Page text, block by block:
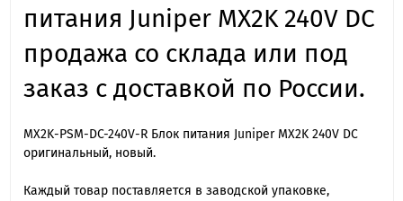
питания Juniper MX2K 240V DC
продажа со склада или под
заказ с доставкой по России.
MX2K-PSM-DC-240V-R Блок питания Juniper MX2K 240V DC
оригинальный, новый.
Каждый товар поставляется в заводской упаковке,